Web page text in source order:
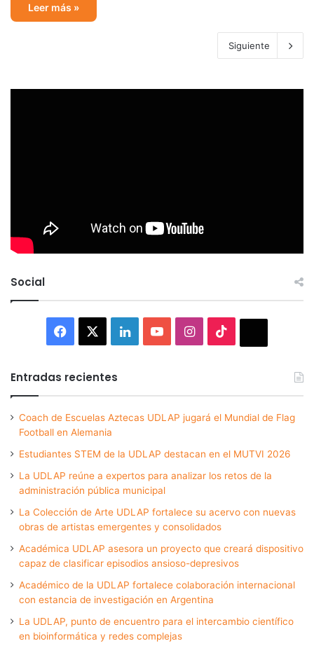
Leer más »
Siguiente
Social
Facebook LinkedInYouTubeInstagram
Entradas recientes
Coach de Escuelas Aztecas UDLAP jugará el Mundial de Flag
Football en Alemania
Estudiantes STEM de la UDLAP destacan en el MUTVI 2026
La UDLAP reúne a expertos para analizar los retos de la
administración pública municipal
La Colección de Arte UDLAP fortalece su acervo con nuevas
obras de artistas emergentes y consolidados
Académica UDLAP asesora un proyecto que creará dispositivo
capaz de clasificar episodios ansioso-depresivos
Académico de la UDLAP fortalece colaboración internacional
con estancia de investigación en Argentina
La UDLAP, punto de encuentro para el intercambio científico
en bioinformática y redes complejas